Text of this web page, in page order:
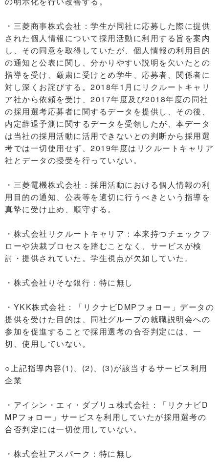
・三菱商事株式会社：学生が同社に応募した際に提供
された個人情報について採用活動に利用する旨を案内
し、その同意を取得していたが、個人情報の利用目的
の通知と公表に関し、分かりやすい説明を欠いたとの
指導を受け、厳粛に受けとめ学生、応募者、関係者に
対し深くお詫びする。2018年1月にリクルートキャリ
ア社から依頼を受け、2017年度及び2018年度の同社
の採用選考応募者に関するデータを提供し、その後、
内定辞退予測に関するデータを受領したが、本データ
は当社の採用活動に活用できないとの判断から採用選
考では一切使用せず、2019年度はリクルートキャリア
社とデータの授受を行っていない。
・三菱電機株式会社：採用活動における個人情報の利
用目的の通知、公表等を適切に行うべきという指導を
真摯に受け止め、順守する。
・株式会社リクルートキャリア：本来持つチェックフ
ローや決裁プロセスを踏むことなく、サービスが検
討・提供されていた。学生視点が欠如していた。
・株式会社りそな銀行：特に無し
・YKK株式会社：「リクナビDMPフォロー」データの
提供を受けた目的は、同社グループの就職説明会への
参加を促進することで採用選考の合否判定には、一
切、使用していない。
○上記指導内容(1)、(2)、(3)が該当するサービス利用
企業
・アイシン・エィ・ダブリュ株式会社：「リクナビD
MPフォロー」サービスを利用していたが採用選考の
合否判定には一切使用していない。
・株式会社アスパーク：特に無し